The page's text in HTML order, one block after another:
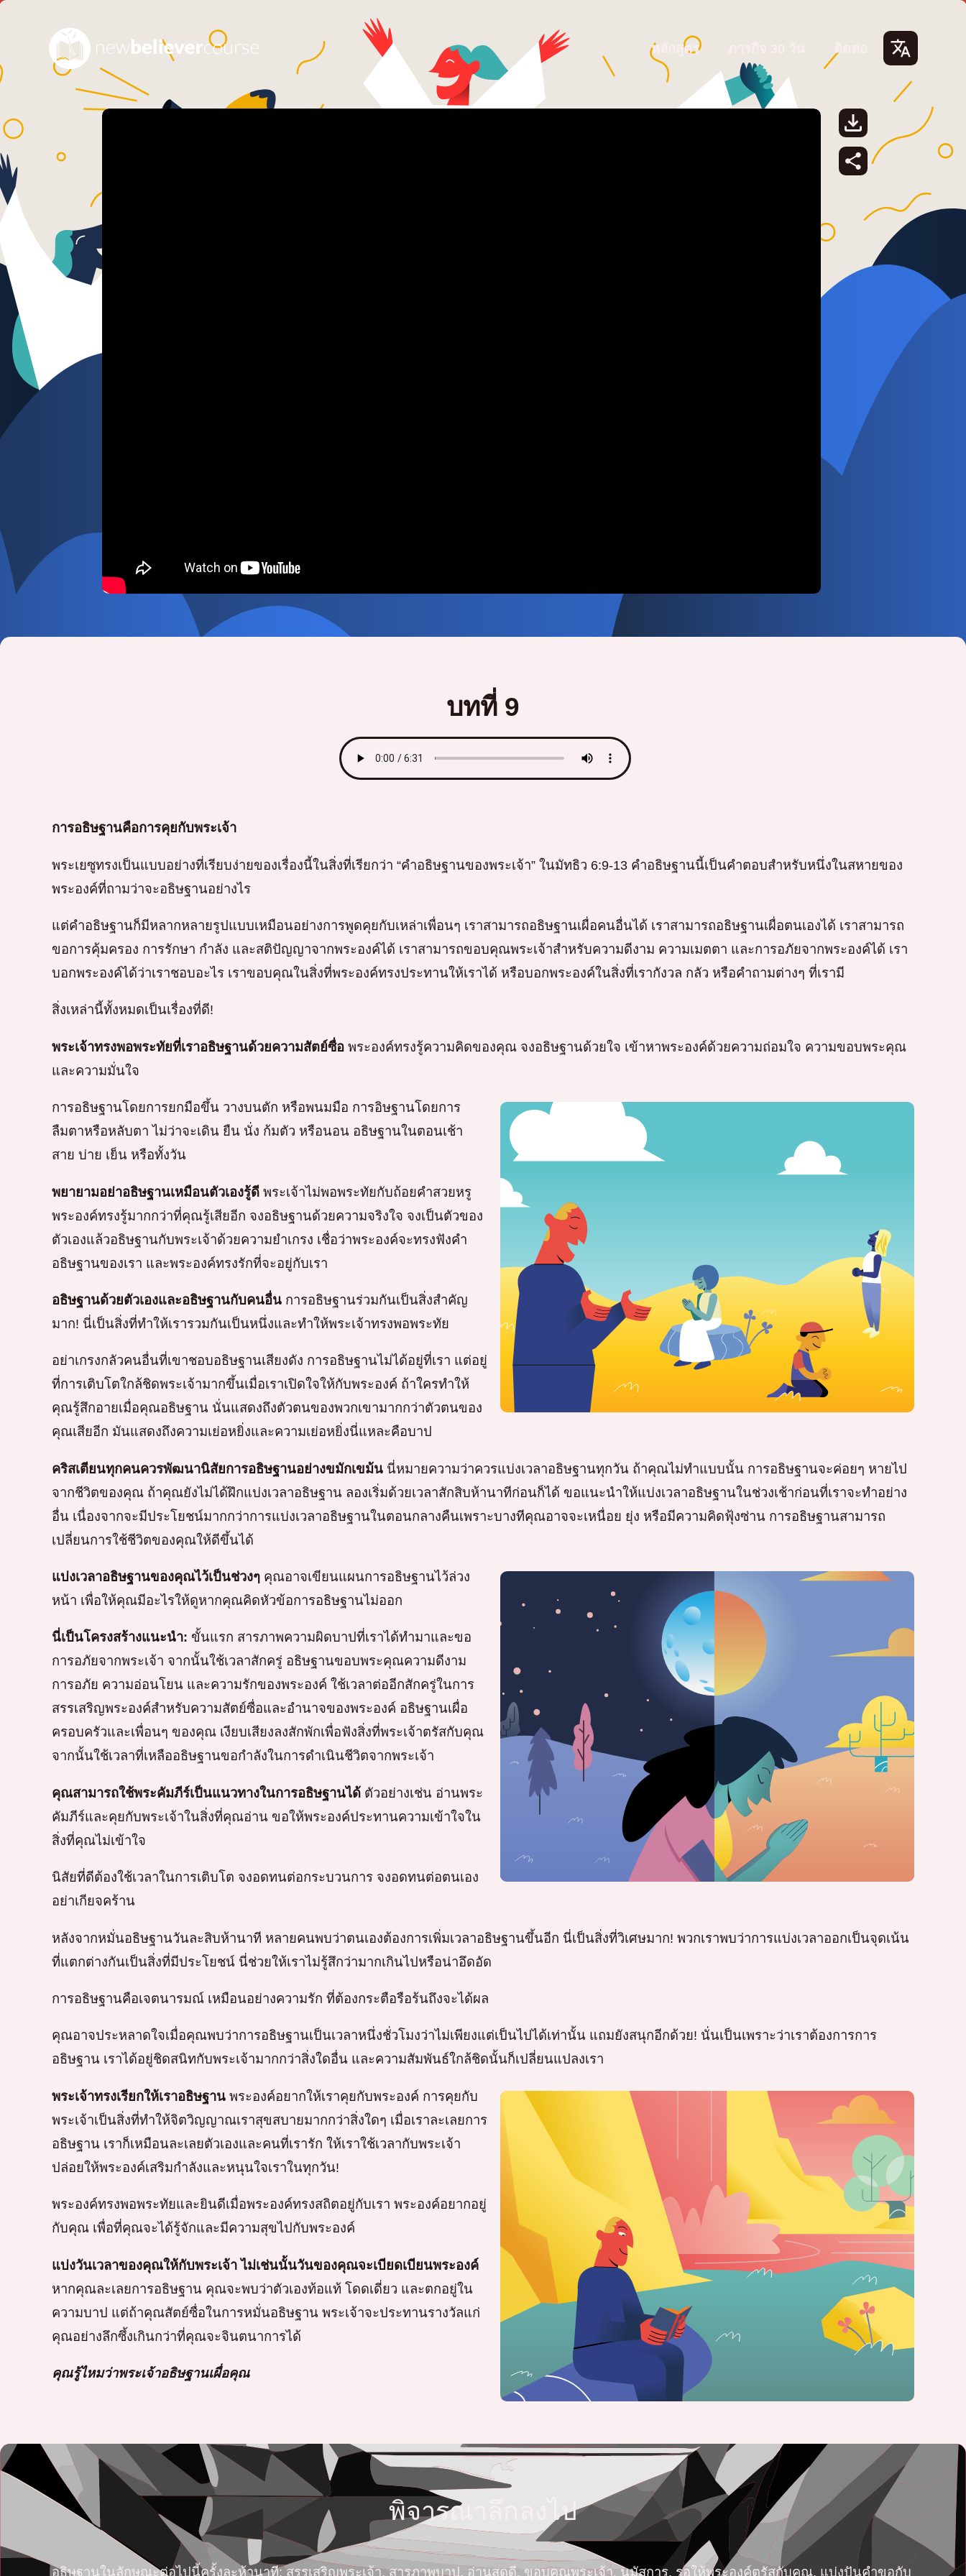
Lang
s
หลักสูตร ติดต่อ
บทที่ 9
การอธิษฐานคือการคุยกับพระเจ้า
พระเยซูทรงเป็นแบบอย่างที่เรียบง่ายของเรื่องนี้ในสิ่งที่เรียกว่า “คำอธิษฐานของพระเจ้า” ในมัทธิว 6:9-13 คำอธิษฐานนี้เป็นคำตอบสำหรับหนึ่งในสหายของ
พระองค์ที่ถามว่าจะอธิษฐานอย่างไร
แต่คำอธิษฐานก็มีหลากหลายรูปแบบเหมือนอย่างการพูดคุยกับเหล่าเพื่อนๆ เราสามารถอธิษฐานเผื่อคนอื่นได้ เราสามารถอธิษฐานเผื่อตนเองได้ เราสามารถ
ขอการคุ้มครอง การรักษา กำลัง และสติปัญญาจากพระองค์ได้ เราสามารถขอบคุณพระเจ้าสำหรับความดีงาม ความเมตตา และการอภัยจากพระองค์ได้ เรา
บอกพระองค์ได้ว่าเราชอบอะไร เราขอบคุณในสิ่งที่พระองค์ทรงประทานให้เราได้ หรือบอกพระองค์ในสิ่งที่เรากังวล กลัว หรือคำถามต่างๆ ที่เรามี
สิ่งเหล่านี้ทั้งหมดเป็นเรื่องที่ดี!
พระเจ้าทรงพอพระทัยที่เราอธิษฐานด้วยความสัตย์ซื่อ พระองค์ทรงรู้ความคิดของคุณ จงอธิษฐานด้วยใจ เข้าหาพระองค์ด้วยความถ่อมใจ ความขอบพระคุณ
และความมั่นใจ
การอธิษฐานโดยการยกมือขึ้น วางบนตัก หรือพนมมือ การอิษฐานโดยการ
ลืมตาหรือหลับตา ไม่ว่าจะเดิน ยืน นั่ง ก้มตัว หรือนอน อธิษฐานในตอนเช้า
สาย บ่าย เย็น หรือทั้งวัน
พยายามอย่าอธิษฐานเหมือนตัวเองรู้ดี พระเจ้าไม่พอพระทัยกับถ้อยคำสวยหรู
พระองค์ทรงรู้มากกว่าที่คุณรู้เสียอีก จงอธิษฐานด้วยความจริงใจ จงเป็นตัวของ
ตัวเองแล้วอธิษฐานกับพระเจ้าด้วยความยำเกรง เชื่อว่าพระองค์จะทรงฟังคำ
อธิษฐานของเรา และพระองค์ทรงรักที่จะอยู่กับเรา
อธิษฐานด้วยตัวเองและอธิษฐานกับคนอื่น การอธิษฐานร่วมกันเป็นสิ่งสำคัญ
มาก! นี่เป็นสิ่งที่ทำให้เรารวมกันเป็นหนึ่งและทำให้พระเจ้าทรงพอพระทัย
อย่าเกรงกลัวคนอื่นที่เขาชอบอธิษฐานเสียงดัง การอธิษฐานไม่ได้อยู่ที่เรา แต่อยู่
ที่การเติบโตใกล้ชิดพระเจ้ามากขึ้นเมื่อเราเปิดใจให้กับพระองค์ ถ้าใครทำให้
คุณรู้สึกอายเมื่อคุณอธิษฐาน นั่นแสดงถึงตัวตนของพวกเขามากกว่าตัวตนของ
คุณเสียอีก มันแสดงถึงความเย่อหยิ่งและความเย่อหยิ่งนี่แหละคือบาป
คริสเตียนทุกคนควรพัฒนานิสัยการอธิษฐานอย่างขมักเขม้น นี่หมายความว่าควรแบ่งเวลาอธิษฐานทุกวัน ถ้าคุณไม่ทำแบบนั้น การอธิษฐานจะค่อยๆ หายไป
จากชีวิตของคุณ ถ้าคุณยังไม่ได้ฝึกแบ่งเวลาอธิษฐาน ลองเริ่มด้วยเวลาสักสิบห้านาทีก่อนก็ได้ ขอแนะนำให้แบ่งเวลาอธิษฐานในช่วงเช้าก่อนที่เราจะทำอย่าง
อื่น เนื่องจากจะมีประโยชน์มากกว่าการแบ่งเวลาอธิษฐานในตอนกลางคืนเพราะบางทีคุณอาจจะเหนื่อย ยุ่ง หรือมีความคิดฟุ้งซ่าน การอธิษฐานสามารถ
เปลี่ยนการใช้ชีวิตของคุณให้ดีขึ้นได้
แบ่งเวลาอธิษฐานของคุณไว้เป็นช่วงๆ คุณอาจเขียนแผนการอธิษฐานไว้ล่วง
หน้า เพื่อให้คุณมีอะไรให้ดูหากคุณคิดหัวข้อการอธิษฐานไม่ออก
นี่เป็นโครงสร้างแนะนำ: ขั้นแรก สารภาพความผิดบาปที่เราได้ทำมาและขอ
การอภัยจากพระเจ้า จากนั้นใช้เวลาสักครู่ อธิษฐานขอบพระคุณความดีงาม
การอภัย ความอ่อนโยน และความรักของพระองค์ ใช้เวลาต่ออีกสักครู่ในการ
สรรเสริญพระองค์สำหรับความสัตย์ซื่อและอำนาจของพระองค์ อธิษฐานเผื่อ
ครอบครัวและเพื่อนๆ ของคุณ เงียบเสียงลงสักพักเพื่อฟังสิ่งที่พระเจ้าตรัสกับคุณ
จากนั้นใช้เวลาที่เหลืออธิษฐานขอกำลังในการดำเนินชีวิตจากพระเจ้า
คุณสามารถใช้พระคัมภีร์เป็นแนวทางในการอธิษฐานได้ ตัวอย่างเช่น อ่านพระ
คัมภีร์และคุยกับพระเจ้าในสิ่งที่คุณอ่าน ขอให้พระองค์ประทานความเข้าใจใน
สิ่งที่คุณไม่เข้าใจ
นิสัยที่ดีต้องใช้เวลาในการเติบโต จงอดทนต่อกระบวนการ จงอดทนต่อตนเอง
อย่าเกียจคร้าน
หลังจากหมั่นอธิษฐานวันละสิบห้านาที หลายคนพบว่าตนเองต้องการเพิ่มเวลาอธิษฐานขึ้นอีก นี่เป็นสิ่งที่วิเศษมาก! พวกเราพบว่าการแบ่งเวลาออกเป็นจุดเน้น
ที่แตกต่างกันเป็นสิ่งที่มีประโยชน์ นี่ช่วยให้เราไม่รู้สึกว่ามากเกินไปหรือน่าอึดอัด
การอธิษฐานคือเจตนารมณ์ เหมือนอย่างความรัก ที่ต้องกระตือรือร้นถึงจะได้ผล
คุณอาจประหลาดใจเมื่อคุณพบว่าการอธิษฐานเป็นเวลาหนึ่งชั่วโมงว่าไม่เพียงแต่เป็นไปได้เท่านั้น แถมยังสนุกอีกด้วย! นั่นเป็นเพราะว่าเราต้องการการ
อธิษฐาน เราได้อยู่ชิดสนิทกับพระเจ้ามากกว่าสิ่งใดอื่น และความสัมพันธ์ใกล้ชิดนั้นก็เปลี่ยนแปลงเรา
พระเจ้าทรงเรียกให้เราอธิษฐาน พระองค์อยากให้เราคุยกับพระองค์ การคุยกับ
พระเจ้าเป็นสิ่งที่ทำให้จิตวิญญาณเราสุขสบายมากกว่าสิ่งใดๆ เมื่อเราละเลยการ
อธิษฐาน เราก็เหมือนละเลยตัวเองและคนที่เรารัก ให้เราใช้เวลากับพระเจ้า
ปล่อยให้พระองค์เสริมกำลังและหนุนใจเราในทุกวัน!
พระองค์ทรงพอพระทัยและยินดีเมื่อพระองค์ทรงสถิตอยู่กับเรา พระองค์อยากอยู่
กับคุณ เพื่อที่คุณจะได้รู้จักและมีความสุขไปกับพระองค์
แบ่งวันเวลาของคุณให้กับพระเจ้า ไม่เช่นนั้นวันของคุณจะเบียดเบียนพระองค์
หากคุณละเลยการอธิษฐาน คุณจะพบว่าตัวเองท้อแท้ โดดเดี่ยว และตกอยู่ใน
ความบาป แต่ถ้าคุณสัตย์ซื่อในการหมั่นอธิษฐาน พระเจ้าจะประทานรางวัลแก่
คุณอย่างลึกซึ้งเกินกว่าที่คุณจะจินตนาการได้
คุณรู้ไหมว่าพระเจ้าอธิษฐานเผื่อคุณ
พิจารณาลึกลงไป
อธิษฐานในลักษณะต่อไปนี้ครั้งละห้านาที: สรรเสริญพระเจ้า, สารภาพบาป, อ่านสดุดี, ขอบคุณพระเจ้า, นมัสการ, รอให้พระองค์ตรัสกับคุณ, แบ่งปันคำขอกับ